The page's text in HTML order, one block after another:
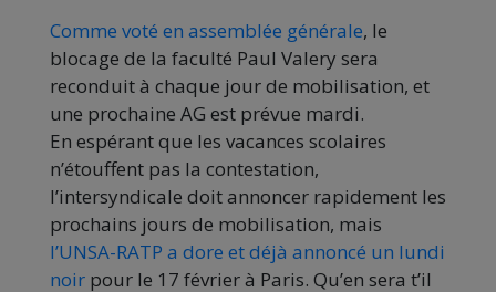
Comme voté en assemblée générale, le
blocage de la faculté Paul Valery sera
reconduit à chaque jour de mobilisation, et
une prochaine AG est prévue mardi.
En espérant que les vacances scolaires
n’étouffent pas la contestation,
l’intersyndicale doit annoncer rapidement les
prochains jours de mobilisation, mais
l’UNSA-RATP a dore et déjà annoncé un lundi
noir pour le 17 février à Paris. Qu’en sera t’il